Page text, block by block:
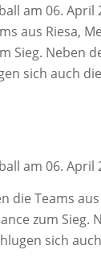
am 06.
aus Riesa,
Sieg. Neben
sich auch
am 06.
Teams
zum Sieg.
sich